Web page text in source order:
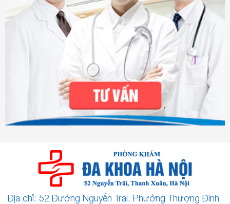
Địa chỉ: 52 Đường Nguyễn Trãi, Phường Thượng Đình